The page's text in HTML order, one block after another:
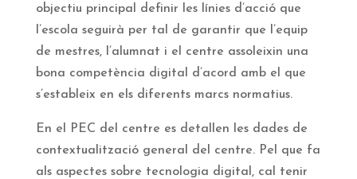
objectiu principal definir les línies d’acció que
l’escola seguirà per tal de garantir que l’equip
de mestres, l’alumnat i el centre assoleixin una
bona competència digital d’acord amb el que
s’estableix en els diferents marcs normatius.
En el PEC del centre es detallen les dades de
contextualització general del centre. Pel que fa
als aspectes sobre tecnologia digital, cal tenir